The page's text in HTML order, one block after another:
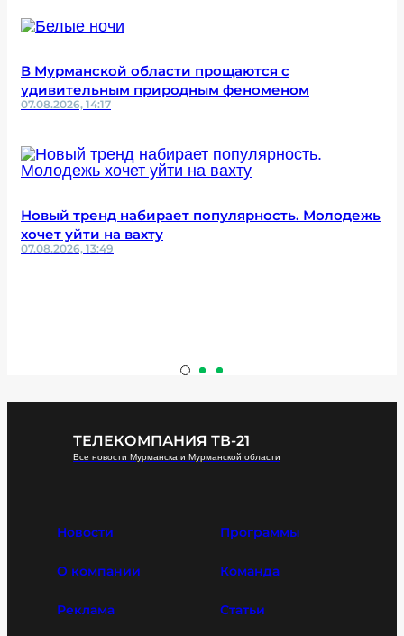
В Мурманской области прощаются с
удивительным природным феноменом
07.08.2026, 14:17
Новый тренд набирает популярность. Молодежь
хочет уйти на вахту
07.08.2026, 13:49
ТЕЛЕКОМПАНИЯ ТВ-21
Все новости Мурманска и Мурманской области
Новости Программы
О компании Команда
Реклама Статьи